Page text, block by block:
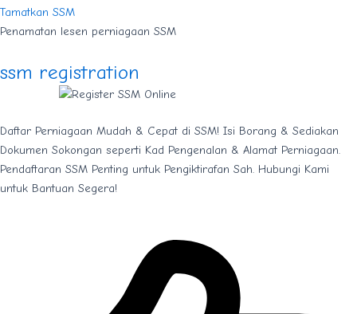
Tamatkan SSM
Penamatan lesen perniagaan SSM
ssm registration
Daftar Perniagaan Mudah & Cepat di SSM! Isi Borang & Sediakan
Dokumen Sokongan seperti Kad Pengenalan & Alamat Perniagaan.
Pendaftaran SSM Penting untuk Pengiktirafan Sah. Hubungi Kami
untuk Bantuan Segera!